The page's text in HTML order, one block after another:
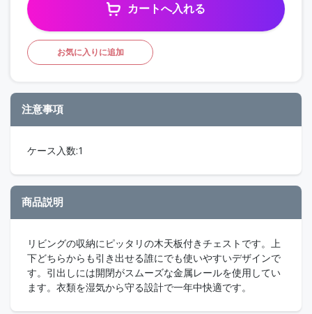
カートへ入れる
お気に入りに追加
注意事項
ケース入数:1
商品説明
リビングの収納にピッタリの木天板付きチェストです。上
下どちらからも引き出せる誰にでも使いやすいデザインで
す。引出しには開閉がスムーズな金属レールを使用してい
ます。衣類を湿気から守る設計で一年中快適です。